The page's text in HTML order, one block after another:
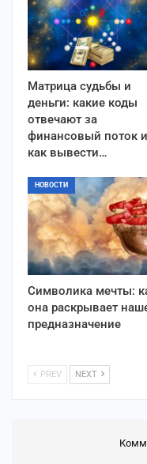
Матрица судьбы и
деньги: какие коды
отвечают за
финансовый поток и
как вывести…
НОВОСТИ
Символика мечты:
она раскрывает
предназначение
PREV NEXT